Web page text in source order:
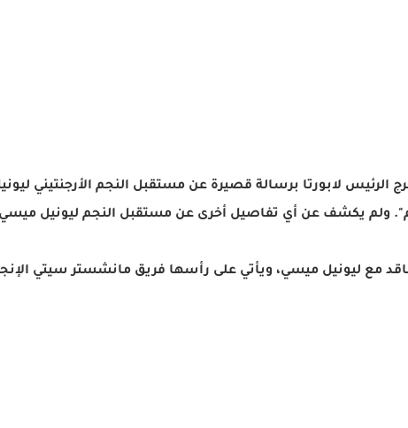
لابورتا برسالة قصيرة عن مستقبل النجم الأرجنتيني
ولم يكشف عن أي تفاصيل أخرى عن مستقبل النجم ليونيل
مع ليونيل ميسي، ويأتي على رأسها فريق مانشستر سيتي